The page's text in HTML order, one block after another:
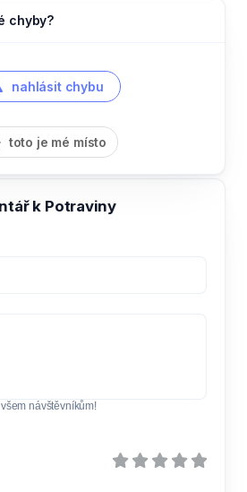
chyby?
nahlásit chybu
toto je mé místo
k Potraviny
návštěvníkům!